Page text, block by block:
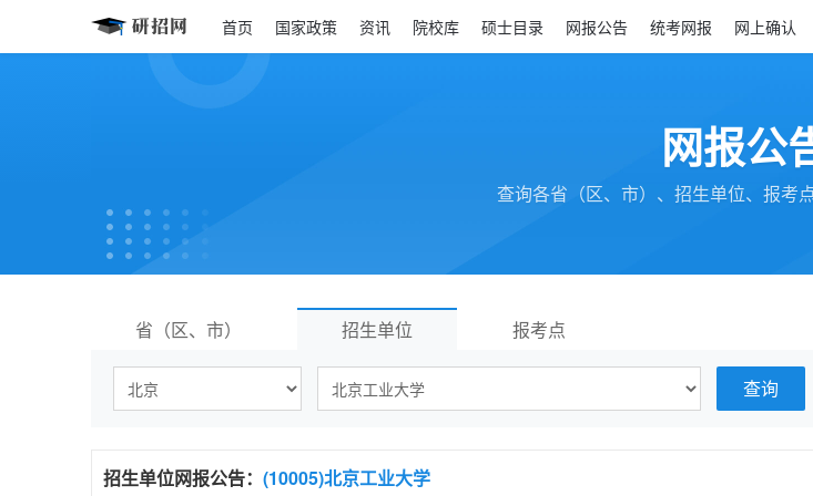
首页 国家政策 资讯 院校库 硕士目录 网报公告 统考网报 网上确认
网报公
查询各省（区、市）、招生单位、报考
省（区、市） 招生单位 报考点
招生单位网报公告： (10005)北京工业大学